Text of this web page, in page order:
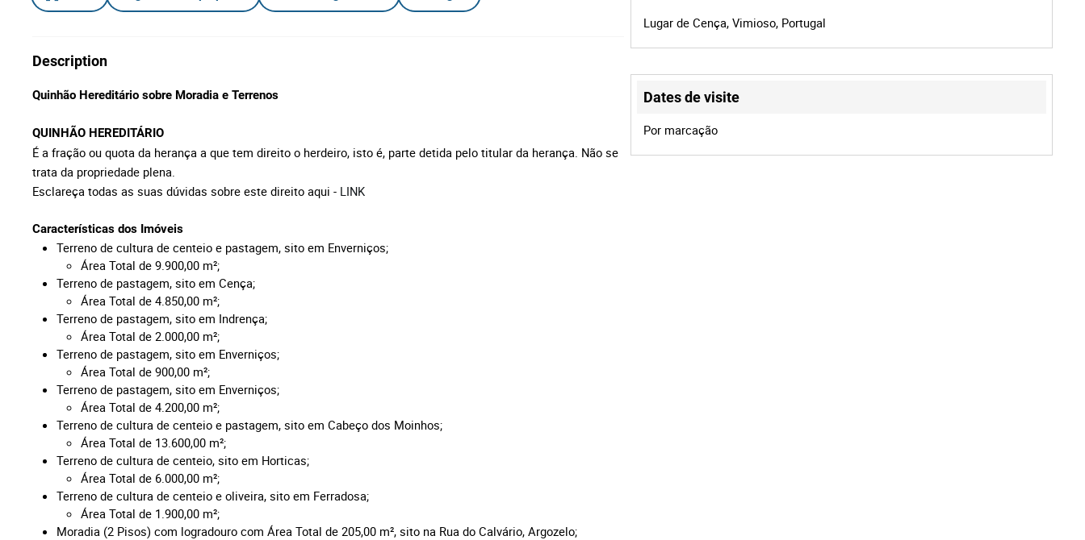
Description
Quinhão Hereditário sobre Moradia e Terrenos
QUINHÃO HEREDITÁRIO
É a fração ou quota da herança a que tem direito o herdeiro, isto é, parte detida pelo titular da herança. Não se
trata da propriedade plena.
Esclareça todas as suas dúvidas sobre este direito aqui - LINK
Características dos Imóveis
Terreno de cultura de centeio e pastagem, sito em Enverniços;
Área Total de 9.900,00 m²;
Terreno de pastagem, sito em Cença;
Área Total de 4.850,00 m²;
Terreno de pastagem, sito em Indrença;
Área Total de 2.000,00 m²;
Terreno de pastagem, sito em Enverniços;
Área Total de 900,00 m²;
Terreno de pastagem, sito em Enverniços;
Área Total de 4.200,00 m²;
Terreno de cultura de centeio e pastagem, sito em Cabeço dos Moinhos;
Área Total de 13.600,00 m²;
Terreno de cultura de centeio, sito em Horticas;
Área Total de 6.000,00 m²;
Terreno de cultura de centeio e oliveira, sito em Ferradosa;
Área Total de 1.900,00 m²;
Moradia (2 Pisos) com logradouro com Área Total de 205,00 m², sito na Rua do Calvário, Argozelo;
Lugar de Cença, Vimioso, Portugal
Dates de visite
Por marcação